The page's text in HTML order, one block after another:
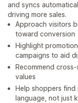
and syncs
driving more sales.
Approach visitors
toward conversion
Highlight
campaigns to aid
Recommend
values
Help shoppers
language, not just